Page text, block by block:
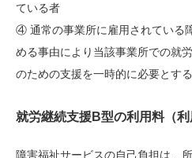
ている者
④ 通常の事業所に雇用されている
める事由により当該事業所での就
のための支援を一時的に必要とす
就労継続支援B型の利用料（利
障害福祉サービスの自己負担は、